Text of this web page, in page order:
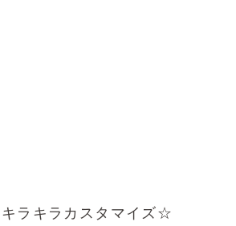
キラキラカスタマイズ☆